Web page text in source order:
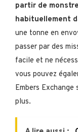
partir de
habituellement
une tonne en
passer par des
facile et ne
vous pouvez
Embers Exchange
plus.